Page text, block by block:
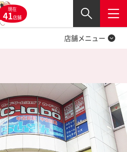
現在
41店舗 閉じる
店舗メニュー